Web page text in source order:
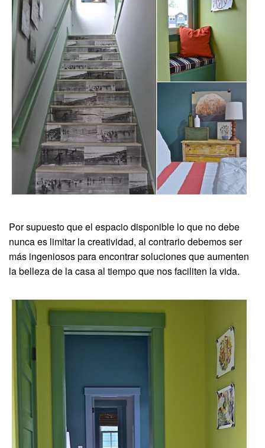
Por supuesto que el espacio disponible lo que no debe
nunca es limitar la creatividad, al contrario debemos ser
más ingeniosos para encontrar soluciones que aumenten
la belleza de la casa al tiempo que nos faciliten la vida.